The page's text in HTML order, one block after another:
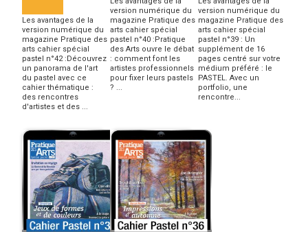
Les avantages de la
version numérique du
magazine Pratique des
arts cahier spécial
pastel n°42 :Découvrez
un panorama de l'art
du pastel avec ce
cahier thématique :
des rencontres
d'artistes et des ...
version numérique du
magazine Pratique des
arts cahier spécial
pastel n°40 :Pratique
des Arts ouvre le débat
: comment font les
artistes professionnels
pour fixer leurs pastels
? ...
version numérique du
magazine Pratique des
arts cahier spécial
pastel n°39 : Un
supplément de 16
pages centré sur votre
médium préféré : le
PASTEL. Avec un
portfolio, une
rencontre...